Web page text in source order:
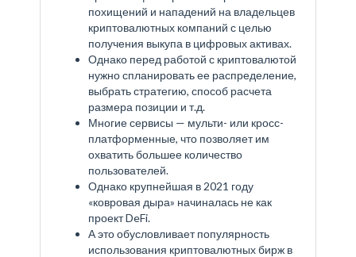
похищений и нападений на владельцев
криптовалютных компаний с целью
получения выкупа в цифровых активах.
Однако перед работой с криптовалютой
нужно спланировать ее распределение,
выбрать стратегию, способ расчета
размера позиции и т.д.
Многие сервисы — мульти- или кросс-
платформенные, что позволяет им
охватить большее количество
пользователей.
Однако крупнейшая в 2021 году
«ковровая дыра» начиналась не как
проект DeFi.
А это обусловливает популярность
использования криптовалютных бирж в